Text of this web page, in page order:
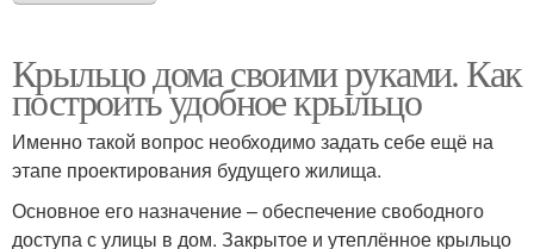
Крыльцо дома своими руками. Как
построить удобное крыльцо
Именно такой вопрос необходимо задать себе ещё на
этапе проектирования будущего жилища.
Основное его назначение – обеспечение свободного
доступа с улицы в дом. Закрытое и утеплённое крыльцо